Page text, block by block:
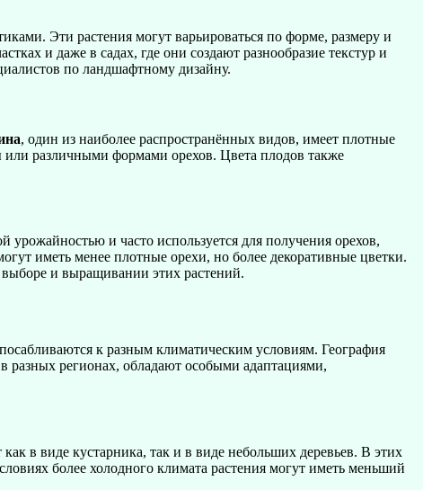
Эти растения могут варьироваться по форме, размеру и
и даже в садах, где они создают разнообразие текстур и
по ландшафтному дизайну.
, один из наиболее распространённых видов, имеет плотные
или различными формами орехов. Цвета плодов также
урожайностью и часто используется для получения орехов,
иметь менее плотные орехи, но более декоративные цветки.
и выращивании этих растений.
к разным климатическим условиям. География
разных регионах, обладают особыми адаптациями,
в виде кустарника, так и в виде небольших деревьев. В этих
более холодного климата растения могут иметь меньший